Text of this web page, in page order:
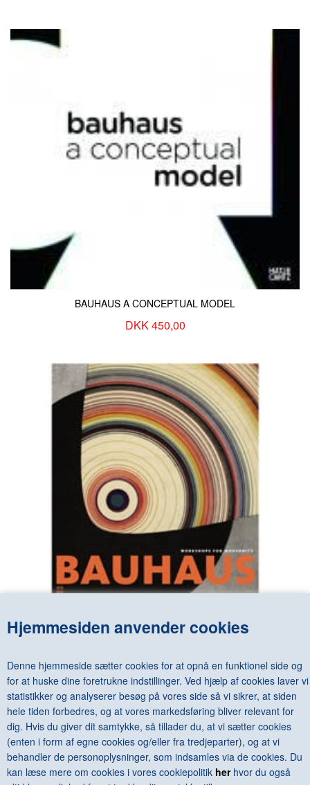
Hjemmesiden anvender cookies
Denne hjemmeside sætter cookies for at opnå en funktionel side og
for at huske dine foretrukne indstillinger. Ved hjælp af cookies laver vi
statistikker og analyserer besøg på vores side så vi sikrer, at siden
hele tiden forbedres, og at vores markedsføring bliver relevant for
dig. Hvis du giver dit samtykke, så tillader du, at vi sætter cookies
(enten i form af egne cookies og/eller fra tredjeparter), og at vi
behandler de personoplysninger, som indsamles via de cookies. Du
kan læse mere om cookies i vores cookiepolitik herhvor du også
BAUHAUS A CONCEPTUAL MODEL
DKK 450,00
DKK 775,00
<--Forrige Næste-->